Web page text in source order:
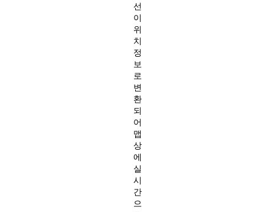
선
이
위
치
정
보
로
변
환
되
어
맵
상
에
실
시
간
으